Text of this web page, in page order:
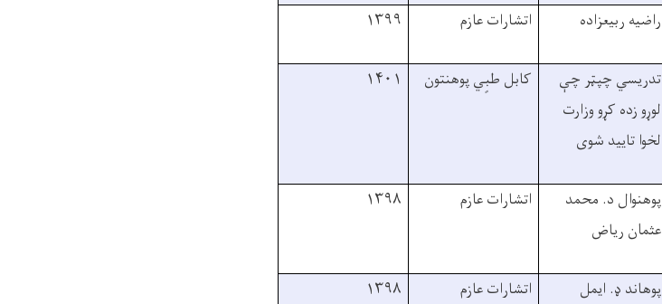
راضيه ربيعزاده اتشارات عازم ۱۳۹۹
تدريسي چپټر چې
لوړو زده کړو وزارت
لخوا تاييد شوی
کابل طبٍي پوهنتون ۱۴۰۱
پوهنوال د. محمد
عثمان رياض
اتشارات عازم ۱۳۹۸
پوهاند ډ. ايمل
اتشارات عازم ۱۳۹۸